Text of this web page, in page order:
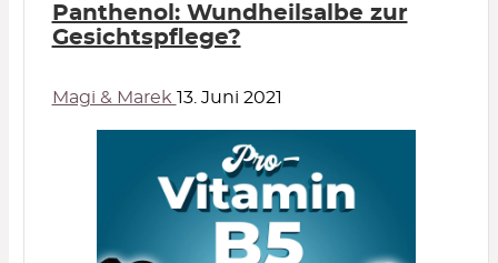
Panthenol: Wundheilsalbe zur
Gesichtspflege?
Magi & Marek 13. Juni 2021